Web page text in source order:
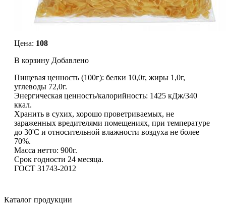
Цена: 108
В корзину Добавлено
Пищевая ценность (100г): белки 10,0г, жиры 1,0г,
углеводы 72,0г.
Энергическая ценность/калорийность: 1425 кДж/340
ккал.
Хранить в сухих, хорошо проветриваемых, не
зараженных вредителями помещениях, при температуре
до 30'С и относительной влажности воздуха не более
70%.
Масса нетто: 900г.
Срок годности 24 месяца.
ГОСТ 31743-2012
Каталог продукции